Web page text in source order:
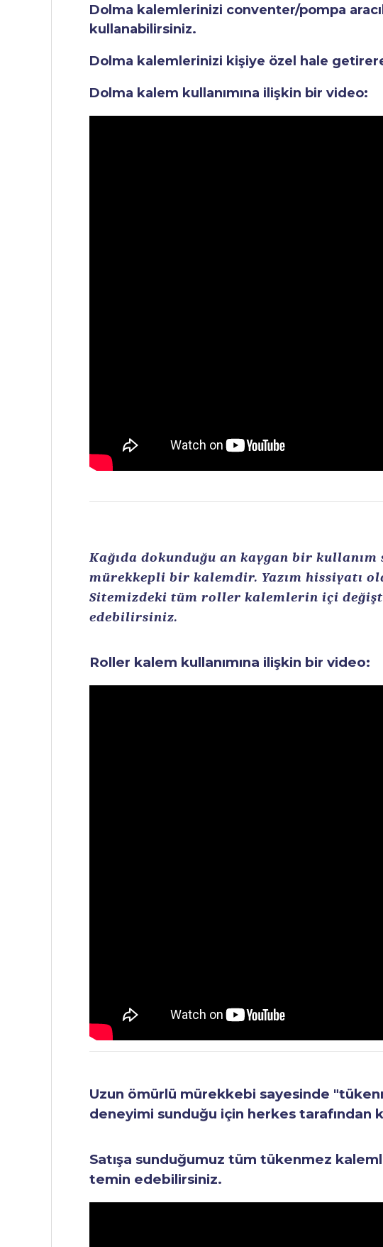
Dolma kalemlerinizi conventer/pompa
kullanabilirsiniz.
Dolma kalemlerinizi kişiye özel hale
Dolma kalem kullanımına ilişkin bir video:
Kağıda dokunduğu an kaygan bir
mürekkepli bir kalemdir. Yazım hissiyatı
Sitemizdeki tüm roller kalemlerin içi
edebilirsiniz.
Roller kalem kullanımına ilişkin bir video:
Uzun ömürlü mürekkebi sayesinde
deneyimi sunduğu için herkes
Satışa sunduğumuz tüm tükenmez
temin edebilirsiniz.